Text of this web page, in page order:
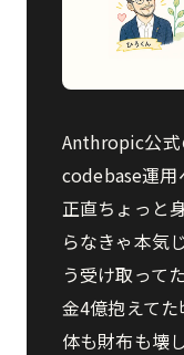
Anthropic公式
codebase運用
正直ちょっと
らなきゃ本気
う受け取って
金4億抱えて
体も財布も壊